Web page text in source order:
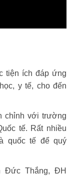
tiện ích đáp ứng
y tế, cho đến
chỉnh với trường
tế. Rất nhiều
quốc tế để quý
Thắng, ĐH